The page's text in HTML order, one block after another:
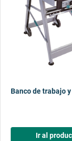
Banco de trabajo
Ir al